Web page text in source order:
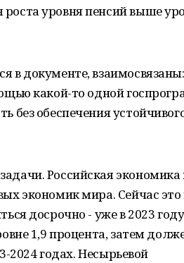
уровня пенсий выше
в документе,
какой-то одной
без обеспечения
Российская экономика
экономик мира. Сейчас
досрочно - уже в 2023
1,9 процента, затем
2024 годах. Несырьевой